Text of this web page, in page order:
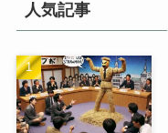
人気記事